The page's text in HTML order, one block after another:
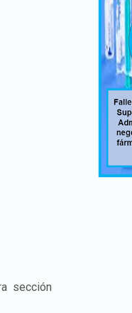
sección